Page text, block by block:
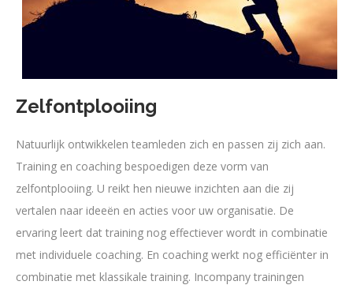
Zelfontplooiing
Natuurlijk ontwikkelen teamleden zich en passen zij zich aan.
Training en coaching bespoedigen deze vorm van
zelfontplooiing. U reikt hen nieuwe inzichten aan die zij
vertalen naar ideeën en acties voor uw organisatie. De
ervaring leert dat training nog effectiever wordt in combinatie
met individuele coaching. En coaching werkt nog efficiënter in
combinatie met klassikale training. Incompany trainingen